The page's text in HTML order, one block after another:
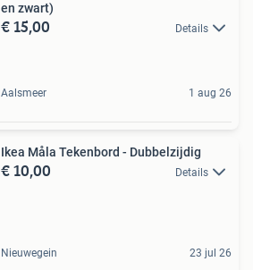
en zwart)
€ 15,00 Details
Aalsmeer 1 aug 26
Ikea Måla Tekenbord - Dubbelzijdig
€ 10,00 Details
Nieuwegein 23 jul 26